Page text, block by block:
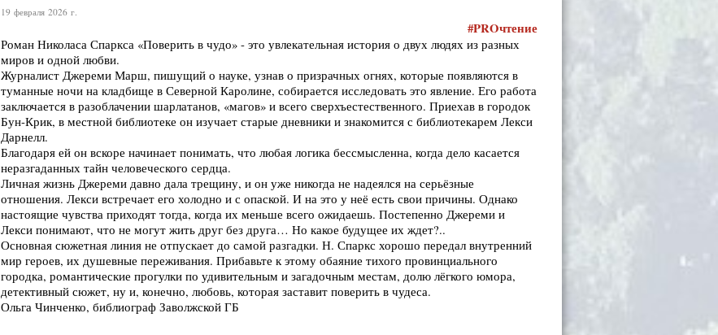
19 февраля 2026 г.
#PROчтение
Роман Николаса Спаркса «Поверить в чудо» - это увлекательная история о двух людях из разных
миров и одной любви.
Журналист Джереми Марш, пишущий о науке, узнав о призрачных огнях, которые появляются в
туманные ночи на кладбище в Северной Каролине, собирается исследовать это явление. Его работа
заключается в разоблачении шарлатанов, «магов» и всего сверхъестественного. Приехав в городок
Бун-Крик, в местной библиотеке он изучает старые дневники и знакомится с библиотекарем Лекси
Дарнелл.
Благодаря ей он вскоре начинает понимать, что любая логика бессмысленна, когда дело касается
неразгаданных тайн человеческого сердца.
Личная жизнь Джереми давно дала трещину, и он уже никогда не надеялся на серьёзные
отношения. Лекси встречает его холодно и с опаской. И на это у неё есть свои причины. Однако
настоящие чувства приходят тогда, когда их меньше всего ожидаешь. Постепенно Джереми и
Лекси понимают, что не могут жить друг без друга… Но какое будущее их ждет?..
Основная сюжетная линия не отпускает до самой разгадки. Н. Спаркс хорошо передал внутренний
мир героев, их душевные переживания. Прибавьте к этому обаяние тихого провинциального
городка, романтические прогулки по удивительным и загадочным местам, долю лёгкого юмора,
детективный сюжет, ну и, конечно, любовь, которая заставит поверить в чудеса.
Ольга Чинченко, библиограф Заволжской ГБ